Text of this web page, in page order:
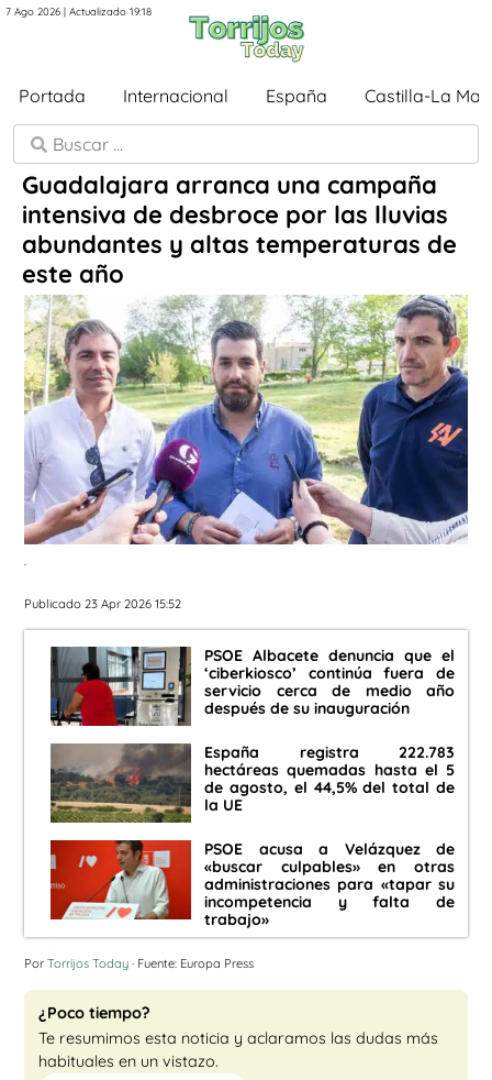
7 Ago 2026 | Actualizado 19:18
Portada Internacional España Castilla-La
Guadalajara arranca una campaña
intensiva de desbroce por las lluvias
abundantes y altas temperaturas de
este año
.
Publicado 23 Apr 2026 15:52
PSOE Albacete denuncia que el
‘ciberkiosco’ continúa fuera de
servicio cerca de medio año
después de su inauguración
España registra 222.783
hectáreas quemadas hasta el 5
de agosto, el 44,5% del total de
la UE
PSOE acusa a Velázquez de
«buscar culpables» en otras
administraciones para «tapar su
incompetencia y falta de
trabajo»
Por Torrijos Today · Fuente: Europa Press
¿Poco tiempo?
Te resumimos esta noticia y aclaramos las dudas más
habituales en un vistazo.